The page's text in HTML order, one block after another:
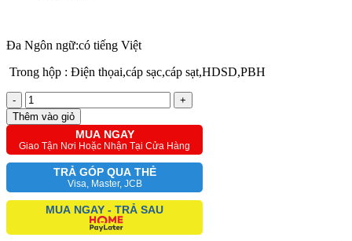
Đa Ngôn ngữ:có tiếng Việt
Trong hộp : Điện thọai,cáp sạc,cáp sạt,HDSD,PBH
-
+
Thêm vào giỏ
MUA NGAY
Giao Tận Nơi Hoặc Nhận Tại Cửa Hàng
TRẢ GÓP QUA THẺ
Visa, Master, JCB
MUA NGAY - TRẢ SAU